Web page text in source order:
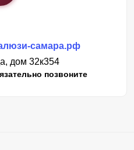
самара.рф
дом 32к354
позвоните